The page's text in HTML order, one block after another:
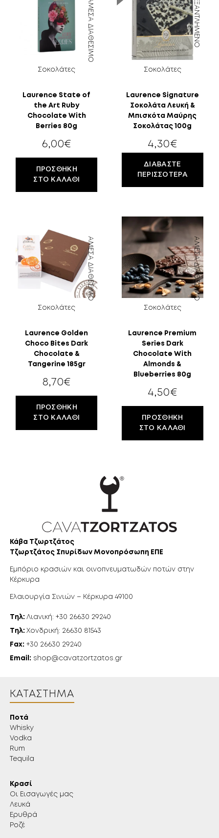
18
Σοκολάτες
Laurence State of
the Art Ruby
Chocolate With
Berries 80g
ΆΜΕΣΑ ΔΙΑΘΈΣΙΜΟ
6,00€
ΠΡΟΣΘΉΚΗ
ΣΤΟ ΚΑΛΆΘΙ
Σοκολάτες
Laurence Signature
Σοκολάτα Λευκή &
Μπισκότα Μαύρης
Σοκολάτας 100g
ΕΞΑΝΤΛΗΜΈΝΟ
4,30€
ΔΙΑΒΆΣΤΕ
ΠΕΡΙΣΣΌΤΕΡΑ
Σοκολάτες
Laurence Golden
Choco Bites Dark
Chocolate &
Tangerine 185gr
ΆΜΕΣΑ ΔΙΑΘΈΣΙΜΟ
8,70€
ΠΡΟΣΘΉΚΗ
ΣΤΟ ΚΑΛΆΘΙ
Σοκολάτες
Laurence Premium
Series Dark
Chocolate With
Almonds &
Blueberries 80g
ΆΜΕΣΑ ΔΙΑΘΈΣΙΜΟ
4,50€
ΠΡΟΣΘΉΚΗ
ΣΤΟ ΚΑΛΆΘΙ
Κάβα Τζωρτζάτος
Τζωρτζάτος Σπυρίδων Μονοπρόσωπη ΕΠΕ
Εμπόριο κρασιών και οινοπνευματωδών ποτών στην
Κέρκυρα
Ελαιουργία Σινιών – Κέρκυρα 49100
Τηλ: Λιανική: +30 26630 29240
Τηλ: Χονδρική: 26630 81543
Fax: +30 26630 29240
Email: shop@cavatzortzatos.gr
ΚΑΤΆΣΤΗΜΑ
Ποτά
Whisky
Vodka
Rum
Tequila
Κρασί
Οι Εισαγωγές μας
Λευκά
Ερυθρά
Ροζέ